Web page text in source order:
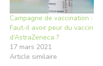
Campagne de vaccination :
Faut-il avoir peur du vaccin
d’AstraZeneca ?
17 mars 2021
Article similaire